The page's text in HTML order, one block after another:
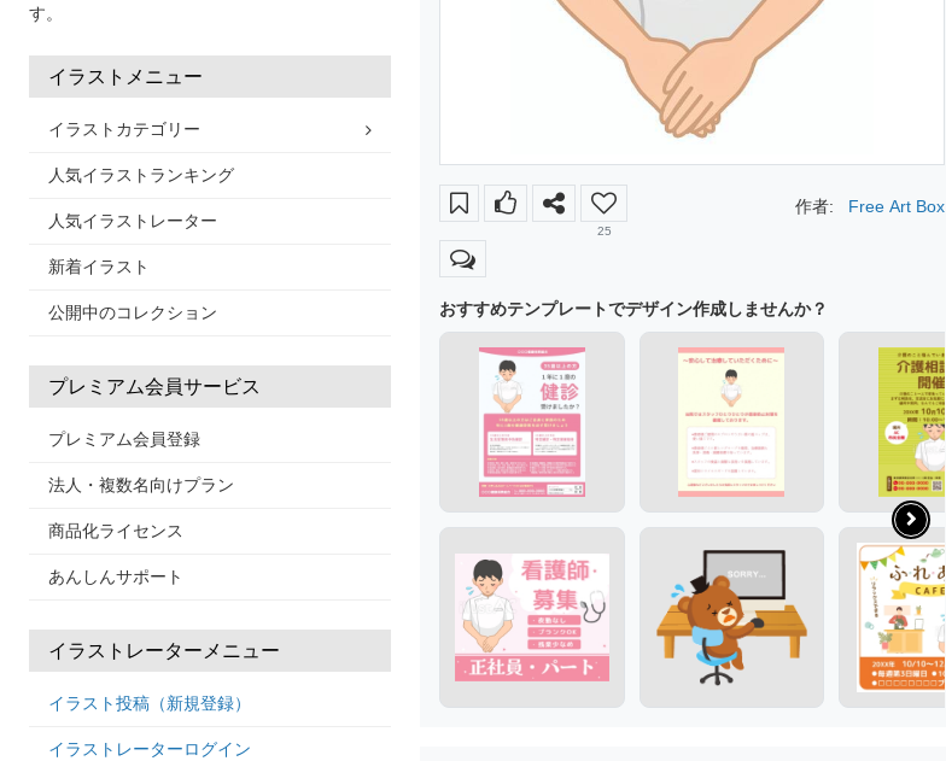
す。
イラストメニュー
イラストカテゴリー
人気イラストランキング
人気イラストレーター
新着イラスト
公開中のコレクション
プレミアム会員サービス
プレミアム会員登録
法人・複数名向けプラン
商品化ライセンス
あんしんサポート
イラストレーターメニュー
イラスト投稿（新規登録）
イラストレーターログイン
25
作者: Free Art Box
おすすめテンプレートでデザイン作成しませんか？